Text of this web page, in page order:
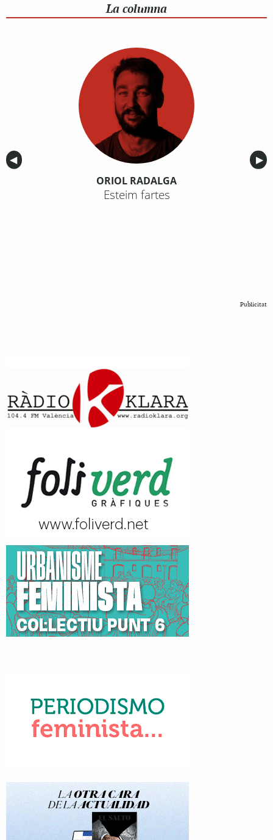
La columna
Anterior
◀︎ ▶︎
ORIOL RADALGA
Esteim fartes
Publicitat